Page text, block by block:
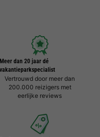
Meer dan 20 jaar dé
vakantieparkspecialist
Vertrouwd door meer dan
200.000 reizigers met
eerlijke reviews